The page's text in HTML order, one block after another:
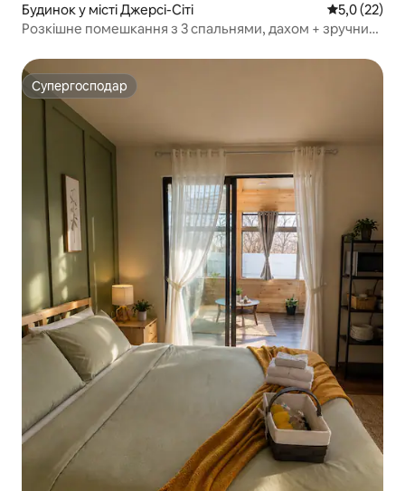
Будинок у місті Джерсі-Сіті Середня
5,0 (22)
Розкішне помешкання з 3 спальнями, дахом + зручний
Супергосподар
Супергосподар